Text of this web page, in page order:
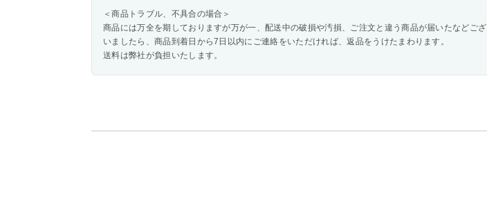
＜商品トラブル、不具合の場合＞
商品には万全を期しておりますが万が一、配送中の破損や汚損、ご注文と違う商品が届いたなどござ
いましたら、商品到着日から7日以内にご連絡をいただければ、返品をうけたまわります。
送料は弊社が負担いたします。